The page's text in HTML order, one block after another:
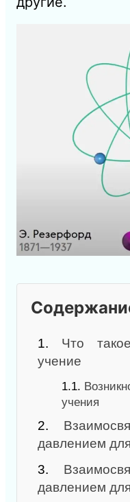
1. Что
учение
1.1.
учения
2.
давлением
3.
давлением